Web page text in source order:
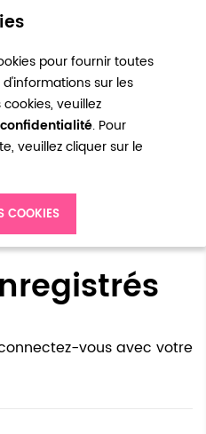
pour fournir toutes
sur les
veuillez
. Pour
veuillez cliquer sur le
COOKIES
vous avec votre